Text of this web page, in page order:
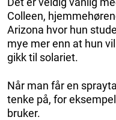
Colleen,
Arizona hvor hun
mye mer enn at hun
gikk til solariet.
Når man får en
tenke på, for
bruker.